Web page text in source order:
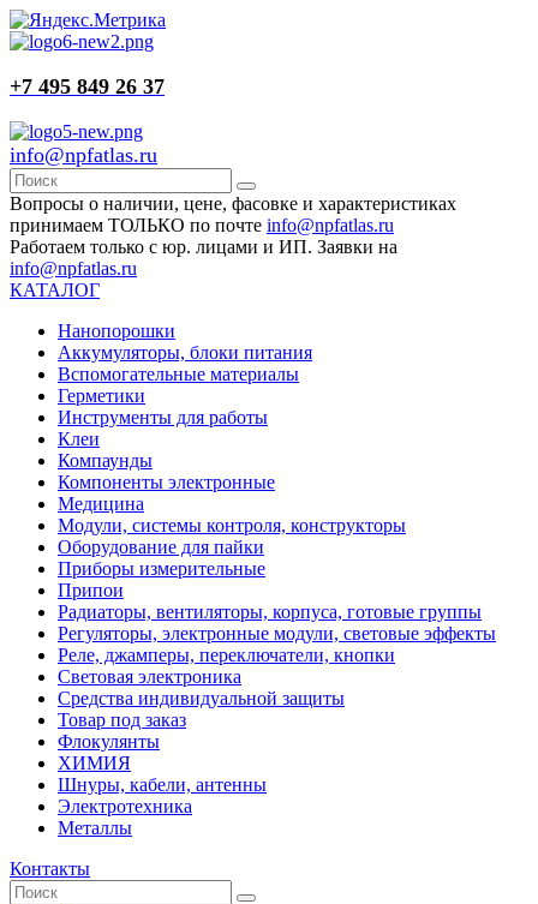
+7 495 849 26 37
info@npfatlas.ru
Вопросы о наличии, цене, фасовке и характеристиках
принимаем ТОЛЬКО по почте info@npfatlas.ru
Работаем только с юр. лицами и ИП. Заявки на
info@npfatlas.ru
КАТАЛОГ
Нанопорошки
Аккумуляторы, блоки питания
Вспомогательные материалы
Герметики
Инструменты для работы
Клеи
Компаунды
Компоненты электронные
Медицина
Модули, системы контроля, конструкторы
Оборудование для пайки
Приборы измерительные
Припои
Радиаторы, вентиляторы, корпуса, готовые группы
Регуляторы, электронные модули, световые эффекты
Реле, джамперы, переключатели, кнопки
Световая электроника
Средства индивидуальной защиты
Товар под заказ
Флокулянты
ХИМИЯ
Шнуры, кабели, антенны
Электротехника
Металлы
Контакты